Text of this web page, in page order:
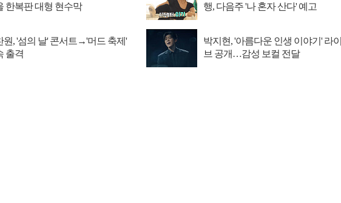
한복판 대형 현수막
행, 다음주 '나 혼자 산다' 예고
원, '섬의 날' 콘서트→'머드 축제'
출격
박지현, '아름다운 인생 이야기' 라이
브 공개…감성 보컬 전달